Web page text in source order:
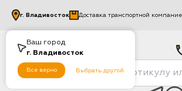
Ваш город
г. Владивосток
Все верно Выбрать другой
г. Владивосток Доставка транспортной